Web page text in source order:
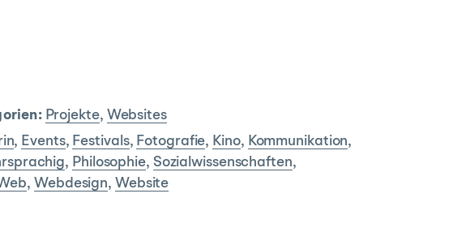
Projekte, Websites
, Events, Festivals, Fotografie, Kino, Kommunikation,
, Philosophie, Sozialwissenschaften,
, Webdesign, Website